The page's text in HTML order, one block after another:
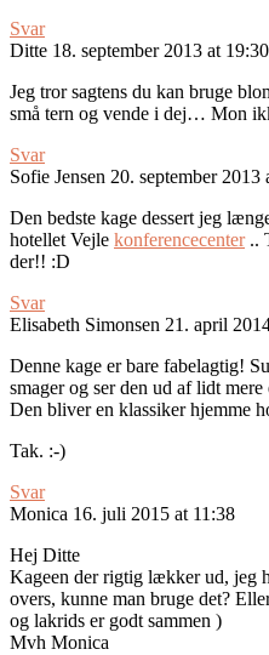
Svar
Ditte 18. september 2013 at 19:30
Jeg tror sagtens du kan bruge
små tern og vende i dej… Mon
Svar
Sofie Jensen 20. september 2013
Den bedste kage dessert jeg
hotellet Vejle konferencecenter..
der!! :D
Svar
Elisabeth Simonsen 21. april
Denne kage er bare fabelagtig!
smager og ser den ud af lidt
Den bliver en klassiker hjemme
Tak. :-)
Svar
Monica 16. juli 2015 at 11:38
Hej Ditte
Kageen der rigtig lækker ud, jeg
overs, kunne man bruge det?
og lakrids er godt sammen )
Mvh Monica